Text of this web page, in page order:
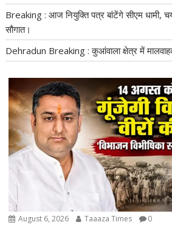
Breaking : आज नियुक्ति पत्र बांटेंगे सीएम धामी,
सौगात।
Dehradun Breaking : कुआंवाला क्षेत्र में
August 6, 2026 Taaaza Times 0